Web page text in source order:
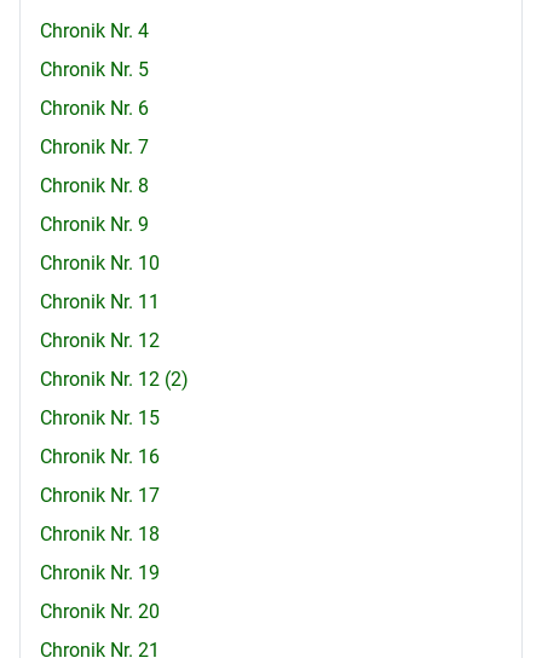
Chronik Nr. 4
Chronik Nr. 5
Chronik Nr. 6
Chronik Nr. 7
Chronik Nr. 8
Chronik Nr. 9
Chronik Nr. 10
Chronik Nr. 11
Chronik Nr. 12
Chronik Nr. 12 (2)
Chronik Nr. 15
Chronik Nr. 16
Chronik Nr. 17
Chronik Nr. 18
Chronik Nr. 19
Chronik Nr. 20
Chronik Nr. 21